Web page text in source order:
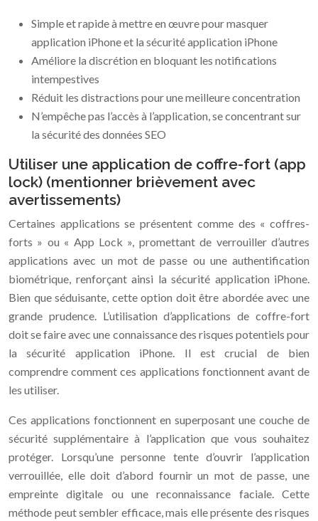
Simple et rapide à mettre en œuvre pour masquer
application iPhone et la sécurité application iPhone
Améliore la discrétion en bloquant les notifications
intempestives
Réduit les distractions pour une meilleure concentration
N’empêche pas l’accès à l’application, se concentrant sur
la sécurité des données SEO
Utiliser une application de coffre-fort (app
lock) (mentionner brièvement avec
avertissements)
Certaines applications se présentent comme des « coffres-
forts » ou « App Lock », promettant de verrouiller d’autres
applications avec un mot de passe ou une authentification
biométrique, renforçant ainsi la sécurité application iPhone.
Bien que séduisante, cette option doit être abordée avec une
grande prudence. L’utilisation d’applications de coffre-fort
doit se faire avec une connaissance des risques potentiels pour
la sécurité application iPhone. Il est crucial de bien
comprendre comment ces applications fonctionnent avant de
les utiliser.
Ces applications fonctionnent en superposant une couche de
sécurité supplémentaire à l’application que vous souhaitez
protéger. Lorsqu’une personne tente d’ouvrir l’application
verrouillée, elle doit d’abord fournir un mot de passe, une
empreinte digitale ou une reconnaissance faciale. Cette
méthode peut sembler efficace, mais elle présente des risques